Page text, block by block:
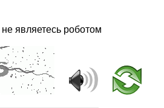
являетесь роботом